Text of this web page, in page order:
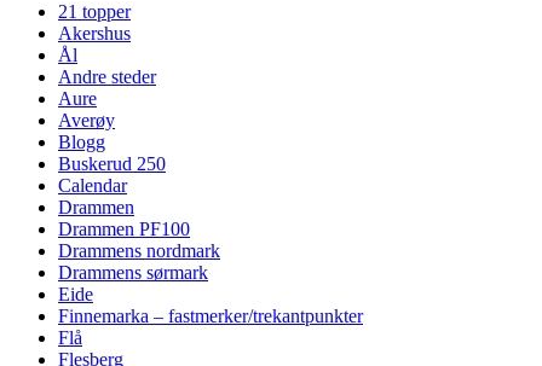
21 topper
Akershus
Ål
Andre steder
Aure
Averøy
Blogg
Buskerud 250
Calendar
Drammen
Drammen PF100
Drammens nordmark
Drammens sørmark
Eide
Finnemarka – fastmerker/trekantpunkter
Flå
Flesberg